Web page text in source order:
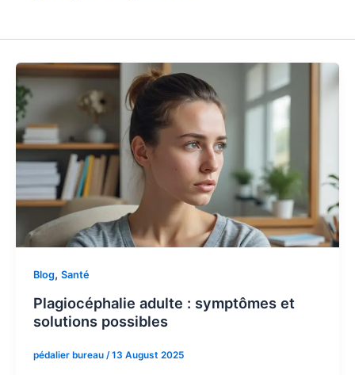
Blog, Santé
Plagiocéphalie adulte : symptômes et
solutions possibles
pédalier bureau /13 August 2025